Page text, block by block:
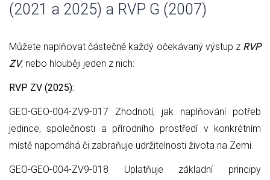
(2021 a 2025) a RVP G (2007)
Můžete naplňovat částečně každý očekávaný výstup z RVP
ZV, nebo hlouběji jeden z nich:
RVP ZV (2025):
GEO-GEO-004-ZV9-017 Zhodnotí, jak naplňování potřeb
jedince, společnosti a přírodního prostředí v konkrétním
místě napomáhá či zabraňuje udržitelnosti života na Zemi.
GEO-GEO-004-ZV9-018 Uplatňuje základní principy